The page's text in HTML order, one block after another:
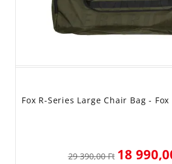
Fox R-Series Large Chair Bag -
29 390,00 Ft 18